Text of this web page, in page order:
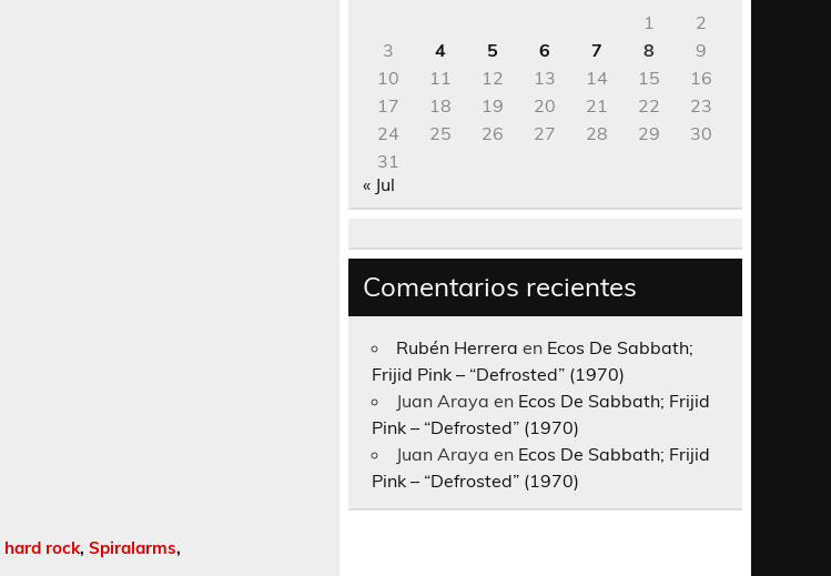
hard rock, Spiralarms,
1
2
3
4 5 6 7 8
9
10
11 12 13 14 15
16
17
18 19 20 21 22
23
24
25 26 27 28 29
30
31
« Jul
Comentarios recientes
Rubén Herrera en Ecos De Sabbath;
Frijid Pink – “Defrosted” (1970)
Juan Araya en Ecos De Sabbath; Frijid
Pink – “Defrosted” (1970)
Juan Araya en Ecos De Sabbath; Frijid
Pink – “Defrosted” (1970)